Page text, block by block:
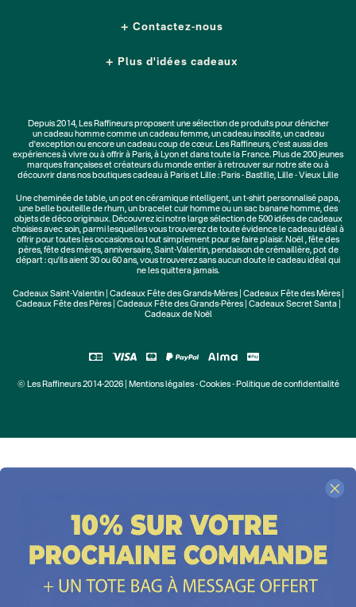
Contactez-nous
Plus d'idées cadeaux
Depuis 2014, Les Raffineurs proposent une sélection de produits pour dénicher
uncadeau hommecomme un cadeau femme, uncadeau insolite, uncadeau
d'exceptionou encore un cadeau coup de cœur. Les Raffineurs, c'est aussi des
expériences à vivreou à offrir à Paris, à Lyon et dans toute la France. Plus de200 jeunes
marquesfrançaises et créateurs du monde entier à retrouver sur notre site ou à
découvrir dans nos boutiques cadeau à Paris et Lille : Paris - Bastille, Lille - Vieux Lille
Unecheminée de table, unpot en céramique intelligent, unt-shirt personnalisé papa,
une belle bouteille de rhum, un bracelet cuir hommeou unsac banane homme, des
objets de déco originaux. Découvrez ici notre large sélection de500 idées de cadeaux
choisies avec soin, parmi lesquelles vous trouverez de toute évidence le cadeau idéal à
offrir pour toutes les occasions ou tout simplement pour se faire plaisir. Noël,fête des
pères,fête des mères,anniversaire,Saint-Valentin,pendaison de crémaillère, pot de
départ : qu'ils aient 30 ou 60 ans, vous trouverez sans aucun doute le cadeau idéal qui
ne les quittera jamais.
Cadeaux Saint-Valentin| Cadeaux Fête des Grands-Mères| Cadeaux Fête des Mères|
Cadeaux Fête des Pères| Cadeaux Fête des Grands-Pères| Cadeaux Secret Santa|
Cadeaux de Noël
© Les Raffineurs 2014-2026 | Mentions légales-Cookies- Politique de confidentialité